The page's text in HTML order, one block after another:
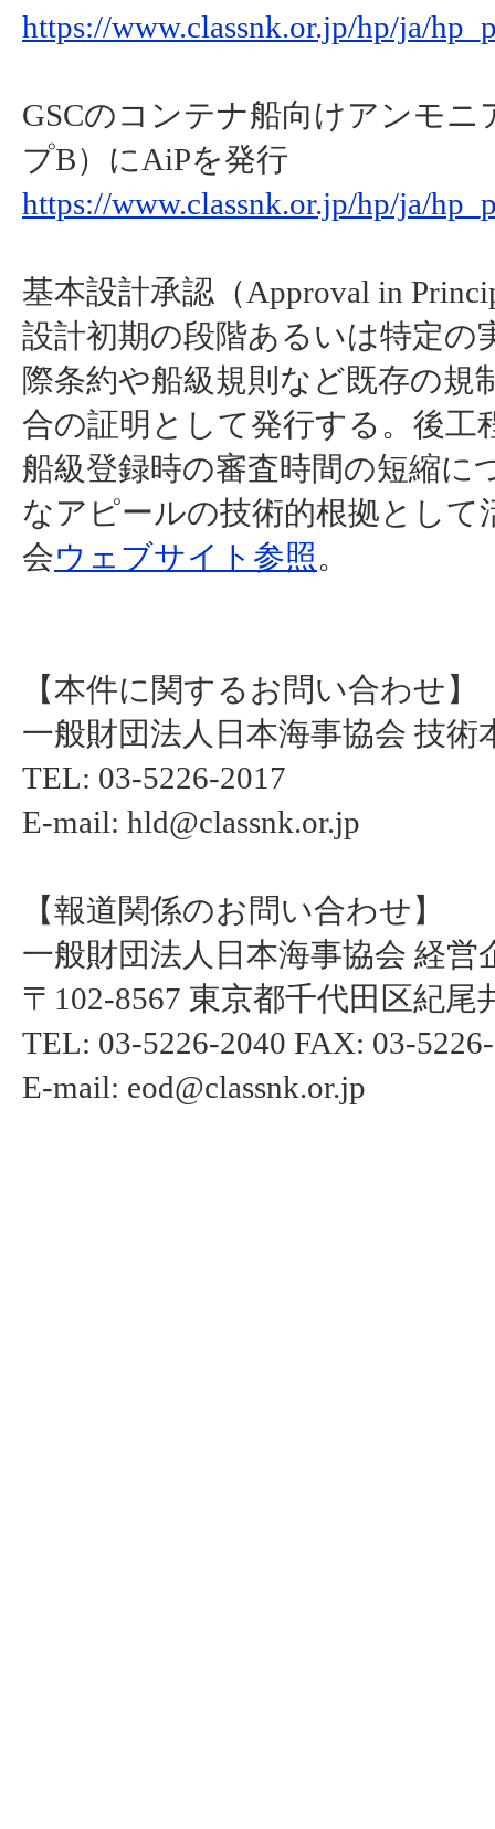
https://www.classnk.or.jp/hp/ja/
GSCのコンテナ船向けアンモ
プB）にAiPを発行
https://www.classnk.or.jp/hp/ja/
基本設計承認（Approval in
設計初期の段階あるいは特定の
際条約や船級規則など既存の
合の証明として発行する。後
船級登録時の審査時間の短縮に
なアピールの技術的根拠とし
会ウェブサイト参照。
【本件に関するお問い合わせ】
一般財団法人日本海事協会 技術
TEL: 03-5226-2017
E-mail: hld@classnk.or.jp
【報道関係のお問い合わせ】
一般財団法人日本海事協会 経
〒102-8567 東京都千代田区紀尾
TEL: 03-5226-2040 FAX: 03-
E-mail: eod@classnk.or.jp